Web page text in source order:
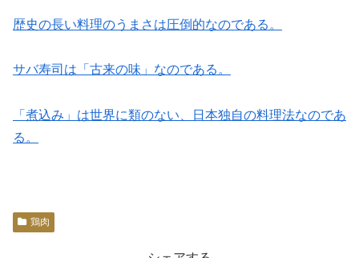
歴史の長い料理のうまさは圧倒的なのである。
サバ寿司は「古来の味」なのである。
「煮込み」は世界に類のない、日本独自の料理法なのであ
る。
鶏肉